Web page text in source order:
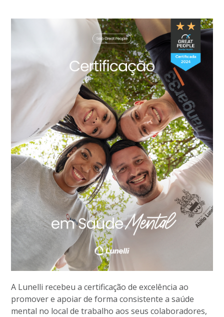
A Lunelli recebeu a certificação de excelência ao
promover e apoiar de forma consistente a saúde
mental no local de trabalho aos seus colaboradores,